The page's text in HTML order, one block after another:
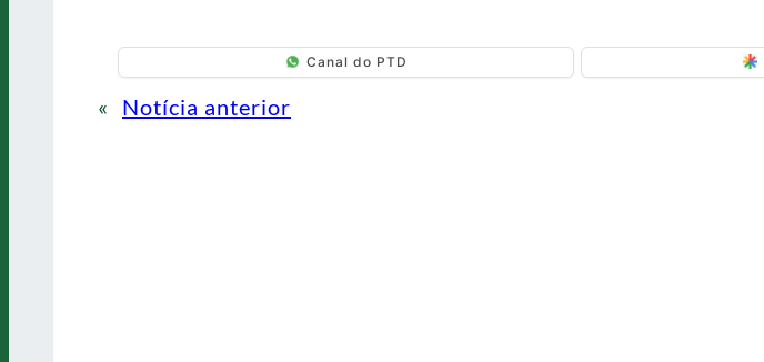
Canal do PTD
« Notícia anterior